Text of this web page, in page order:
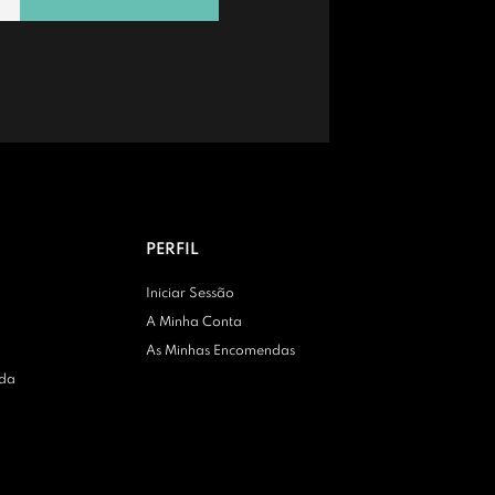
PERFIL
Iniciar Sessão
A Minha Conta
As Minhas Encomendas